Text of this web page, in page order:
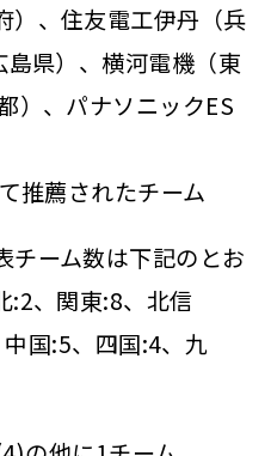
）、住友電工伊丹（兵
県）、横河電機（東
）、パナソニックES
推薦されたチーム
チーム数は下記のとお
:2、関東:8、北信
国:5、四国:4、九